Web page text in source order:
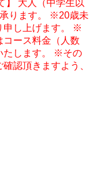
】 大人（中学生以
ります。 ※20歳未
申し上げます。 ※
コース料金（人数
たします。 ※その
認頂きますよう、